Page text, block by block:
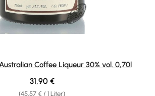
Coffee Liqueur 30% vol. 0,70l
(45,57 € / 1 Liter)
Regulärer Preis:
31,90 €